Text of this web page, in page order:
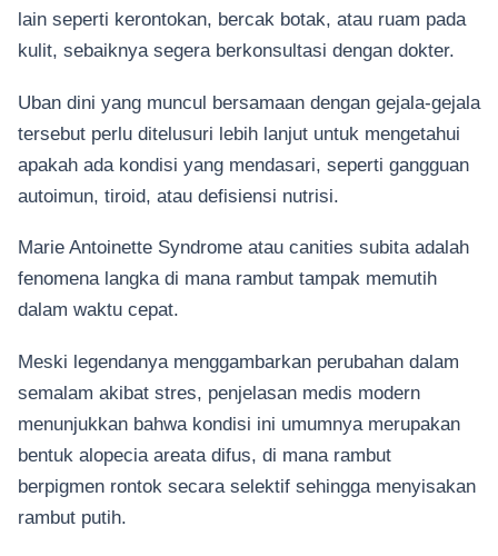
lain seperti kerontokan, bercak botak, atau ruam pada
kulit, sebaiknya segera berkonsultasi dengan dokter.
Uban dini yang muncul bersamaan dengan gejala-gejala
tersebut perlu ditelusuri lebih lanjut untuk mengetahui
apakah ada kondisi yang mendasari, seperti gangguan
autoimun, tiroid, atau defisiensi nutrisi.
Marie Antoinette Syndrome atau canities subita adalah
fenomena langka di mana rambut tampak memutih
dalam waktu cepat.
Meski legendanya menggambarkan perubahan dalam
semalam akibat stres, penjelasan medis modern
menunjukkan bahwa kondisi ini umumnya merupakan
bentuk alopecia areata difus, di mana rambut
berpigmen rontok secara selektif sehingga menyisakan
rambut putih.